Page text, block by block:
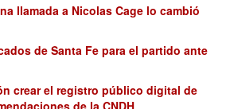
llamada a Nicolas Cage lo cambió
de Santa Fe para el partido ante
crear el registro público digital de
de la CNDH